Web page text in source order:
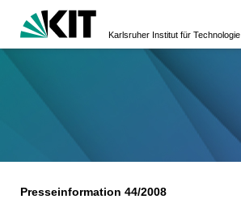
Karlsruher Institut für Technologie
Presseinformation 44/2008